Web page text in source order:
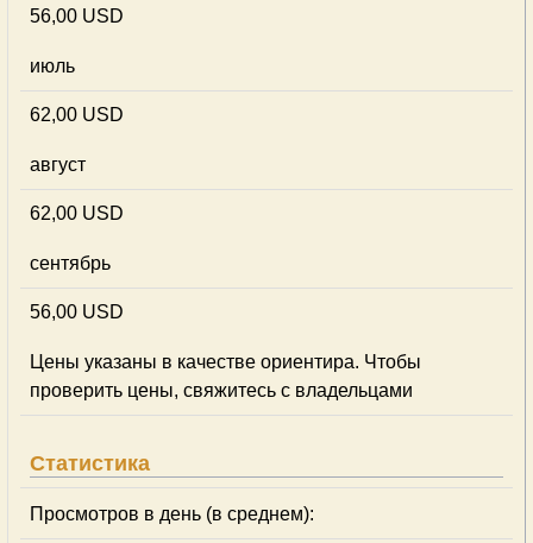
56,00 USD
июль
62,00 USD
август
62,00 USD
сентябрь
56,00 USD
Цены указаны в качестве ориентира. Чтобы
проверить цены, свяжитесь с владельцами
Статистика
Просмотров в день (в среднем):